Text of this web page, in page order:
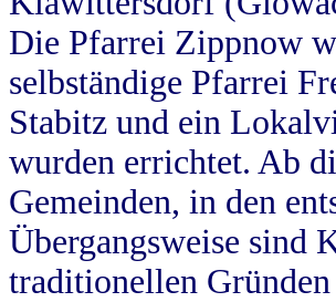
Die Pfarrei Zippnow
selbständige Pfarrei
Stabitz und ein
wurden errichtet. Ab
Gemeinden, in den
Übergangsweise sind
traditionellen